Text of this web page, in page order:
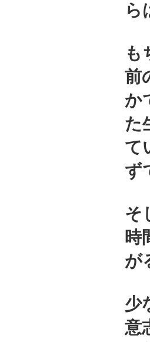
ら
も
前
か
た
て
ず
そ
時
が
少
意